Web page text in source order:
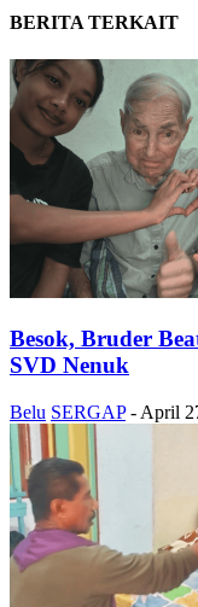
BERITA TERKAIT
Besok, Bruder
SVD Nenuk
Belu SERGAP - April